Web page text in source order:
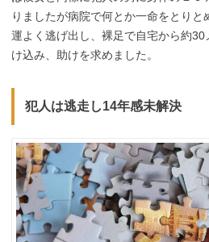
りましたが病院で何とか一命をとり
運よく逃げ出し、裸足で自宅から約
け込み、助けを求めました。
犯人は逃走し14年感未解決